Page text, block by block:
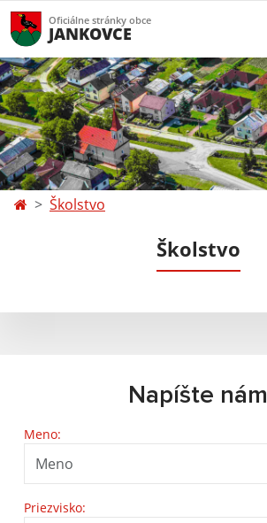
Oficiálne stránky obce
JANKOVCE
Školstvo
Školstvo
Napíšte nám
Meno:
Priezvisko: